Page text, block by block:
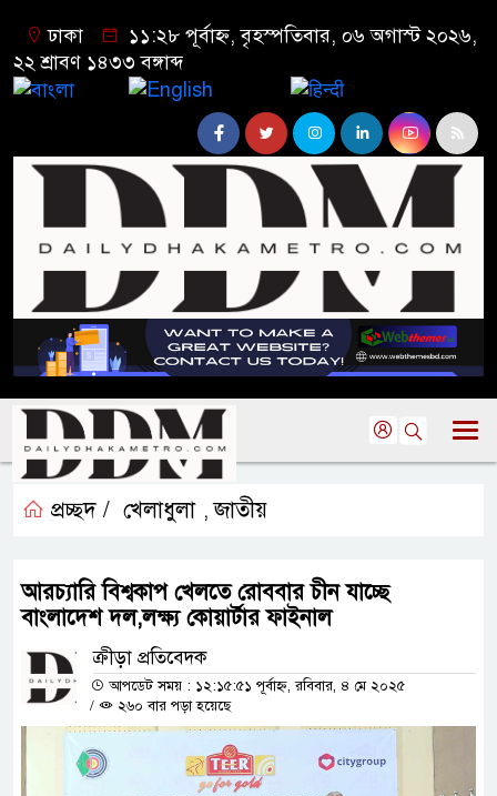
ঢাকা
১১:২৮ পূর্বাহ্ন, বৃহস্পতিবার, ০৬ অগাস্ট ২০২৬,
২২ শ্রাবণ ১৪৩৩ বঙ্গাব্দ
প্রচ্ছদ / খেলাধুলা ,জাতীয়
আরচ্যারি বিশ্বকাপ খেলতে রোববার চীন যাচ্ছে
বাংলাদেশ দল,লক্ষ্য কোয়ার্টার ফাইনাল
ক্রীড়া প্রতিবেদক
আপডেট সময় : ১২:১৫:৫১ পূর্বাহ্ন, রবিবার, ৪ মে ২০২৫
/
২৬০ বার পড়া হয়েছে